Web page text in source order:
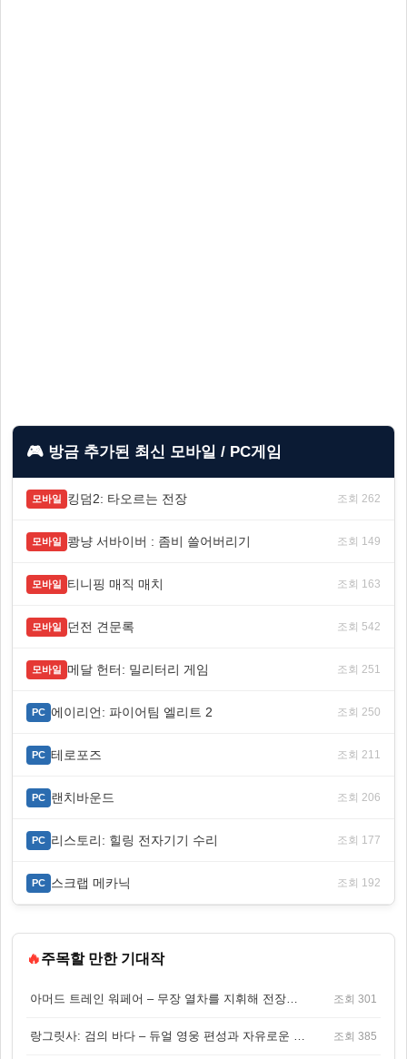
🎮 방금 추가된 최신 모바일 / PC게임
모바일 킹덤2: 타오르는 전장 조회 262
모바일 쾅냥 서바이버 : 좀비 쓸어버리기 조회 149
모바일 티니핑 매직 매치 조회 163
모바일 던전 견문록 조회 542
모바일 메달 헌터: 밀리터리 게임 조회 251
PC 에이리언: 파이어팀 엘리트 2 조회 250
PC 테로포즈 조회 211
PC 랜치바운드 조회 206
PC 리스토리: 힐링 전자기기 수리 조회 177
PC 스크랩 메카닉 조회 192
🔥주목할 만한 기대작
아머드 트레인 워페어 – 무장 열차를 지휘해 전장을 돌파하는 생존 전투 게임 조회 301
랑그릿사: 검의 바다 – 듀얼 영웅 편성과 자유로운 탐험을 결합한 판타지 전략 RPG 조회 385